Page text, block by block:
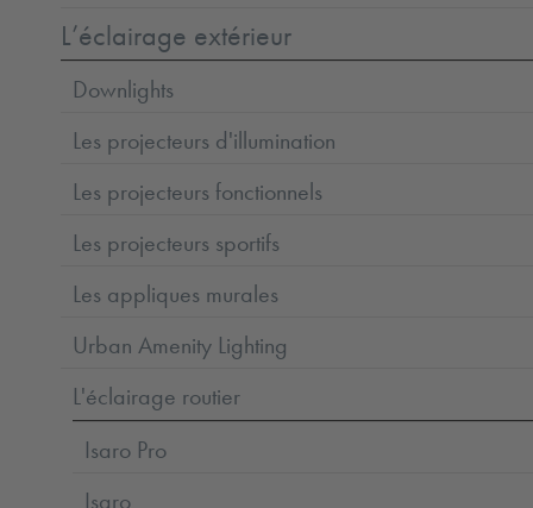
L’éclairage extérieur
Downlights
Les projecteurs d'illumination
Les projecteurs fonctionnels
Les projecteurs sportifs
Les appliques murales
Urban Amenity Lighting
L'éclairage routier
Isaro Pro
Isaro